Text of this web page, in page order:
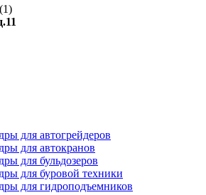
для автогрейдеров
для автокранов
для бульдозеров
для буровой техники
для гидроподъемников